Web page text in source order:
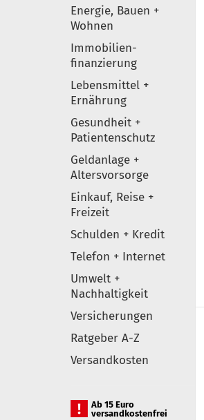
Elemente
Energie, Bauen +
Wohnen
Immobilien-
finanzierung
Lebensmittel +
Ernährung
Gesundheit +
Patientenschutz
Geldanlage +
Altersvorsorge
Einkauf, Reise +
Freizeit
Schulden + Kredit
Telefon + Internet
Umwelt +
Nachhaltigkeit
Versicherungen
Ratgeber A-Z
Versandkosten
Ab 15 Euro
versandkostenfrei